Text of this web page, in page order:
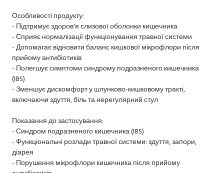
Особливості продукту:
- Підтримує здоров'я слизової оболонки кишечника
- Сприяє нормалізації функціонування травної системи
- Допомагає відновити баланс кишкової мікрофлори після
прийому антибіотиків
- Полегшує симптоми синдрому подразненого кишечника
(IBS)
- Зменшує дискомфорт у шлунково-кишковому тракті,
включаючи здуття, біль та нерегулярний стул
Показання до застосування:
- Синдром подразненого кишечника (IBS)
- Функціональні розлади травної системи: здуття, запори,
діарея
- Порушення мікрофлори кишечника після прийому